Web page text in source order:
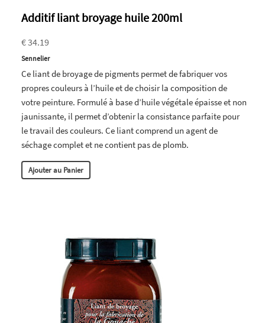
Additif liant broyage huile 200ml
€ 34.19
Sennelier
Ce liant de broyage de pigments permet de fabriquer vos
propres couleurs à l’huile et de choisir la composition de
votre peinture. Formulé à base d’huile végétale épaisse et non
jaunissante, il permet d’obtenir la consistance parfaite pour
le travail des couleurs. Ce liant comprend un agent de
séchage complet et ne contient pas de plomb.
Ajouter au Panier